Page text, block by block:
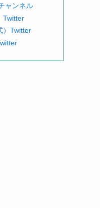
ャンネル
Twitter
）Twitter